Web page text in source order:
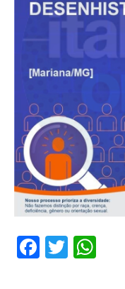
Facebook
Twitter